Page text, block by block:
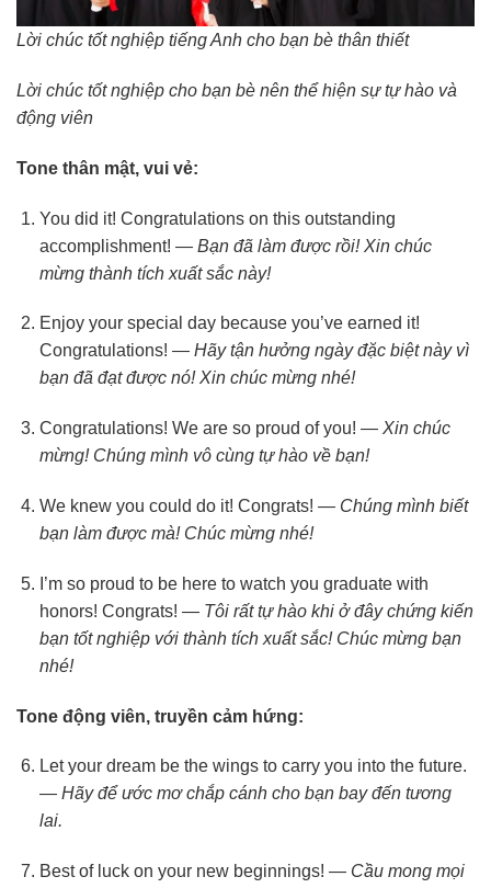
Lời chúc tốt nghiệp tiếng Anh cho bạn bè thân thiết
Lời chúc tốt nghiệp cho bạn bè nên thể hiện sự tự hào và
động viên
Tone thân mật, vui vẻ:
You did it! Congratulations on this outstanding
accomplishment! — Bạn đã làm được rồi! Xin chúc
mừng thành tích xuất sắc này!
Enjoy your special day because you’ve earned it!
Congratulations! — Hãy tận hưởng ngày đặc biệt này vì
bạn đã đạt được nó! Xin chúc mừng nhé!
Congratulations! We are so proud of you! — Xin chúc
mừng! Chúng mình vô cùng tự hào về bạn!
We knew you could do it! Congrats! — Chúng mình biết
bạn làm được mà! Chúc mừng nhé!
I’m so proud to be here to watch you graduate with
honors! Congrats! — Tôi rất tự hào khi ở đây chứng kiến
bạn tốt nghiệp với thành tích xuất sắc! Chúc mừng bạn
nhé!
Tone động viên, truyền cảm hứng:
Let your dream be the wings to carry you into the future.
— Hãy để ước mơ chắp cánh cho bạn bay đến tương
lai.
Best of luck on your new beginnings! — Cầu mong mọi